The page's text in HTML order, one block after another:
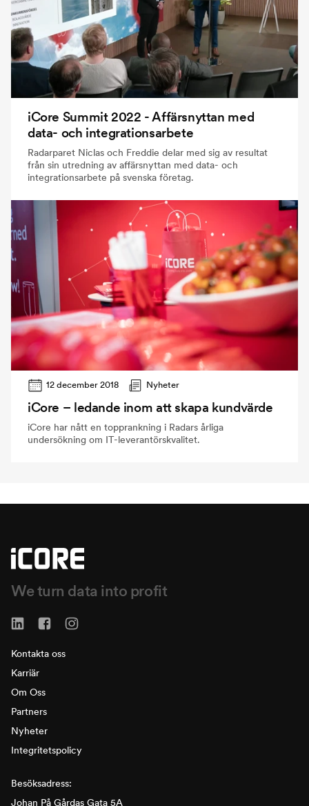
iCore Summit 2022 - Affärsnyttan med
data- och integrationsarbete
Radarparet Niclas och Freddie delar med sig av resultat
från sin utredning av affärsnyttan med data- och
integrationsarbete på svenska företag.
12 december 2018 Nyheter
iCore – ledande inom att skapa kundvärde
iCore har nått en topprankning i Radars årliga
undersökning om IT-leverantörskvalitet.
We turn data into profit
Kontakta oss
Karriär
Om Oss
Partners
Nyheter
Integritetspolicy
Besöksadress:
Johan På Gårdas Gata 5A